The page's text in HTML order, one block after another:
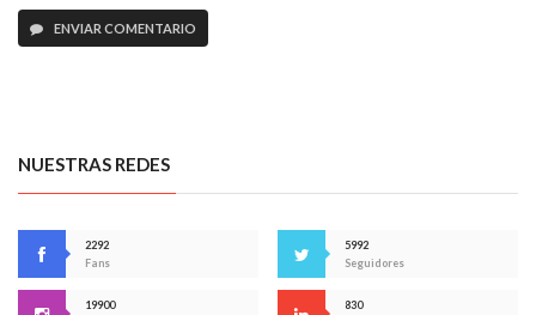
ENVIAR COMENTARIO
NUESTRAS REDES
2292
Fans
5992
Seguidores
19900
830